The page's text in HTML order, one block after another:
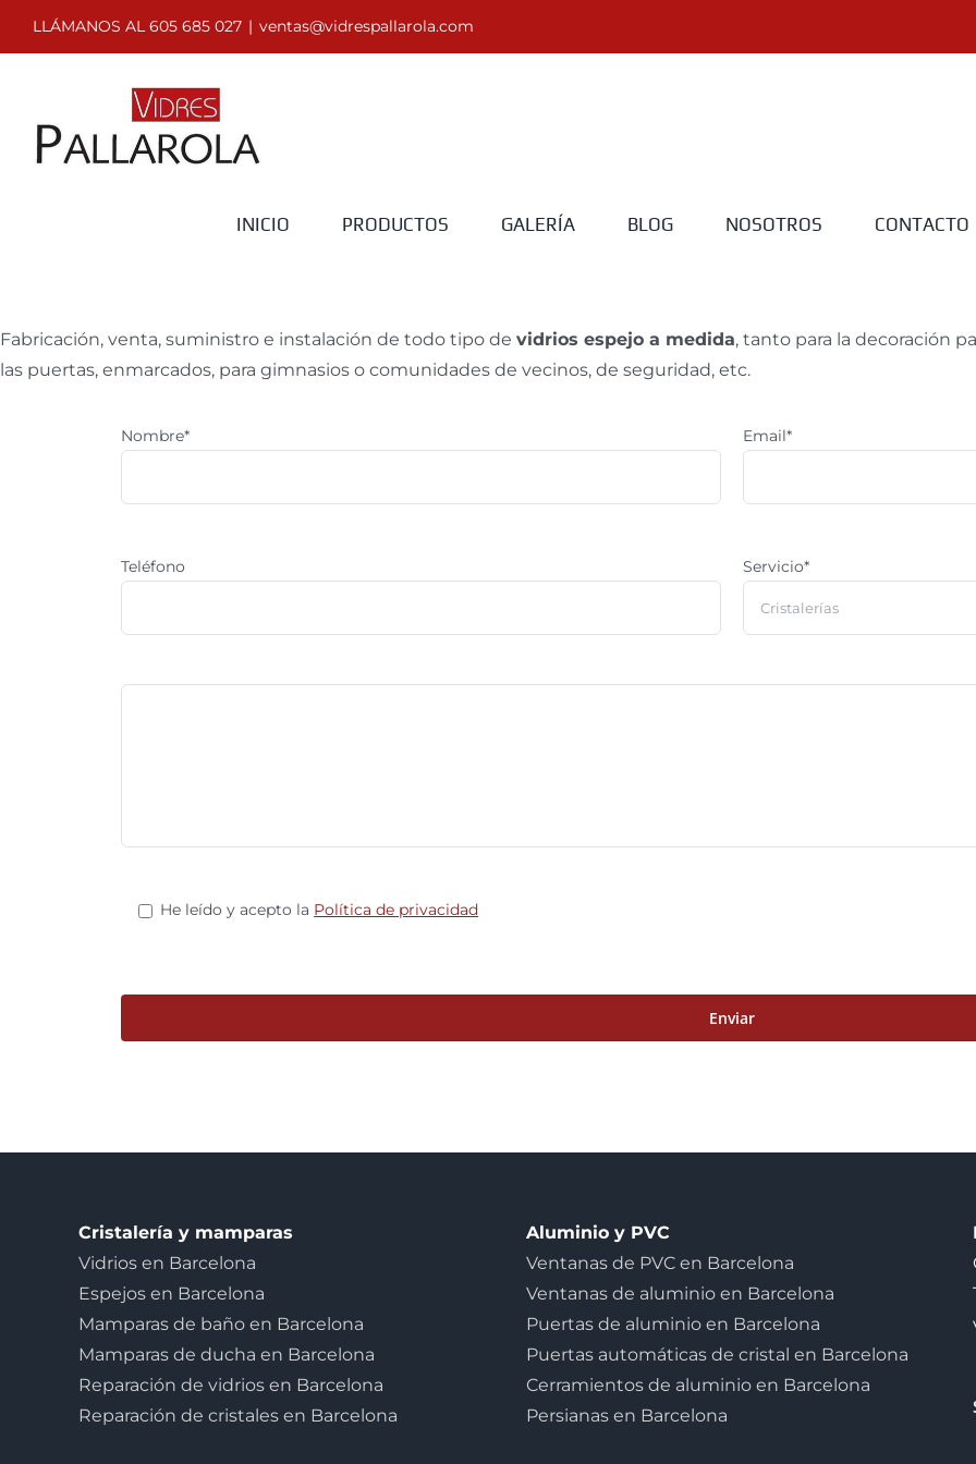
contenido
LLÁMANOS AL 605 685 027 | ventas@vidrespallarola.com
INICIO PRODUCTOS GALERÍA BLOG NOSOTROS CONTACTO
Fabricación, venta, suministro e instalación de todo tipo de vidrios espejo a medida, tanto para la decoración
las puertas, enmarcados, para gimnasios o comunidades de vecinos, de seguridad, etc.
Nombre* Email*
Teléfono Servicio*
He leído y acepto la Política de privacidad
Cristalería y mamparas
Vidrios en Barcelona
Espejos en Barcelona
Mamparas de baño en Barcelona
Mamparas de ducha en Barcelona
Reparación de vidrios en Barcelona
Reparación de cristales en Barcelona
Aluminio y PVC
Ventanas de PVC en Barcelona
Ventanas de aluminio en Barcelona
Puertas de aluminio en Barcelona
Puertas automáticas de cristal en Barcelona
Cerramientos de aluminio en Barcelona
Persianas en Barcelona